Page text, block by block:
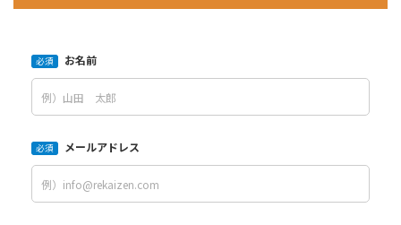
必須 お名前
必須 メールアドレス